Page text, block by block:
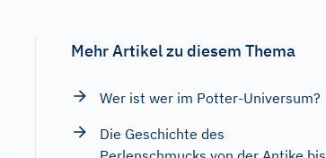
Mehr Artikel zu diesem Thema
Wer ist wer im Potter-Universum?
Die Geschichte des